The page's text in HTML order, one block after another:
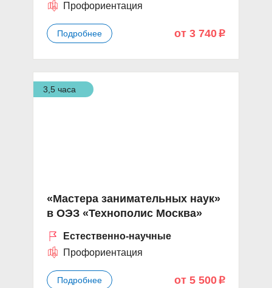
Профориентация
Подробнее от 3 740 p
3,5 часа
«Мастера занимательных наук»
в ОЭЗ «Технополис Москва»
Естественно-научные
Профориентация
Подробнее от 5 500 p